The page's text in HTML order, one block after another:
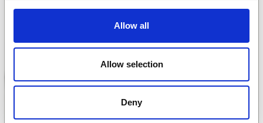
Allow all
Allow selection
Deny